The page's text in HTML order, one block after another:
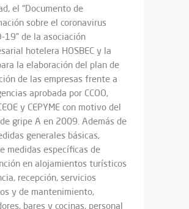
el “Documento de
sobre el coronavirus
19” de la asociación
hotelera HOSBEC y la
la elaboración del plan de
de las empresas frente a
aprobada por CCOO,
y CEPYME con motivo del
gripe A en 2009. Además de
generales básicas,
medidas específicas de
en alojamientos turísticos
recepción, servicios
y de mantenimiento,
bares y cocinas, personal